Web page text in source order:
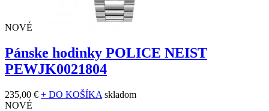
NOVÉ
Pánske hodinky POLICE NEIST
PEWJK0021804
235,00 € + DO KOŠÍKA skladom
NOVÉ